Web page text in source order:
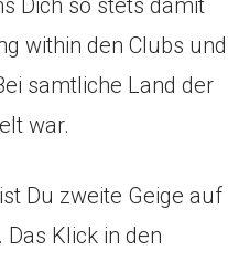
Dich so stets damit
within den Clubs und
samtliche Land der
war.
Du zweite Geige auf
Klick in den